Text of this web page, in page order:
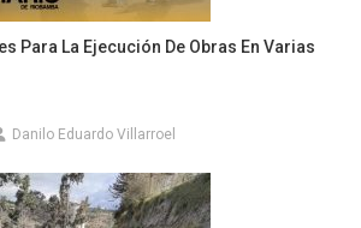
Para La Ejecución De Obras En Varias
Danilo Eduardo Villarroel